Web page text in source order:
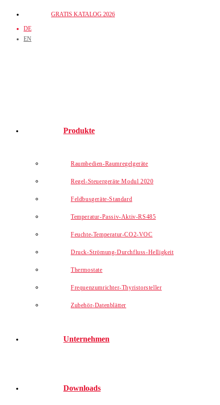
springen
GRATIS KATALOG 2026
DE
EN
Produkte
Raumbedien-Raumregelgeräte
Regel-Steuergeräte Modul 2020
Feldbusgeräte-Standard
Temperatur-Passiv-Aktiv-RS485
Feuchte-Temperatur-CO2-VOC
Druck-Strömung-Durchfluss-Helligkeit
Thermostate
Frequenzumrichter-Thyristorsteller
Zubehör-Datenblätter
Unternehmen
Downloads